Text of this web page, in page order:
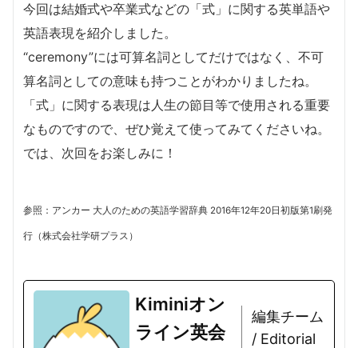
今回は結婚式や卒業式などの「式」に関する英単語や
英語表現を紹介しました。
“ceremony”には可算名詞としてだけではなく、不可
算名詞としての意味も持つことがわかりましたね。
「式」に関する表現は人生の節目等で使用される重要
なものですので、ぜひ覚えて使ってみてくださいね。
では、次回をお楽しみに！
参照：アンカー 大人のための英語学習辞典 2016年12年20日初版第1刷発
行（株式会社学研プラス）
Kiminiオン
ライン英会
編集チーム
/ Editorial